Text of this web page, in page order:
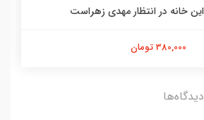
این خانه در انتظار مهدی زهراست
380,000 تومان
دیدگاه‌ها